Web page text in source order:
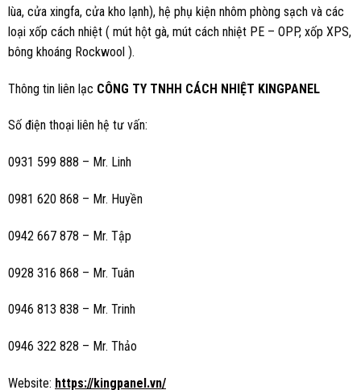
lùa, cửa xingfa, cửa kho lạnh), hệ phụ kiện nhôm phòng sạch và các
loại xốp cách nhiệt ( mút hột gà, mút cách nhiệt PE – OPP, xốp XPS,
bông khoáng Rockwool ).
Thông tin liên lạc CÔNG TY TNHH CÁCH NHIỆT KINGPANEL
Số điện thoại liên hệ tư vấn:
0931 599 888 – Mr. Linh
0981 620 868 – Mr. Huyền
0942 667 878 – Mr. Tập
0928 316 868 – Mr. Tuân
0946 813 838 – Mr. Trinh
0946 322 828 – Mr. Thảo
Website: https://kingpanel.vn/